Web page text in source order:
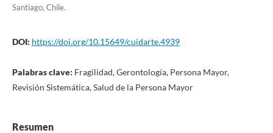
Santiago, Chile.
DOI: https://doi.org/10.15649/cuidarte.4939
Palabras clave: Fragilidad, Gerontología, Persona Mayor,
Revisión Sistemática, Salud de la Persona Mayor
Resumen